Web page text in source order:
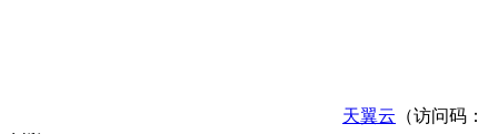
天翼云 （访问码：